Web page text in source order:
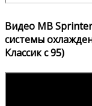
Видео MB
системы
Классик с 95)